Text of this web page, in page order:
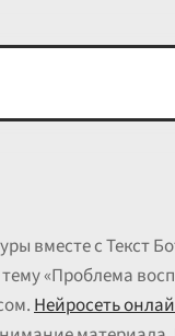
вместе с
«Проблема
Нейросеть